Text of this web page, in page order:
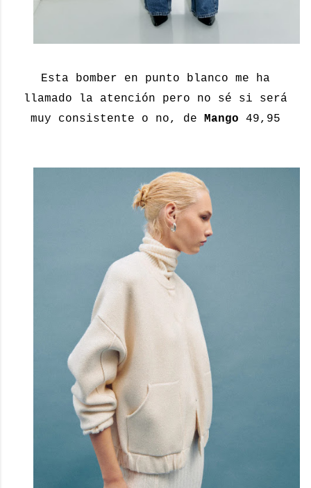
Esta bomber en punto blanco me ha
llamado la atención pero no sé si será
muy consistente o no, de Mango 49,95